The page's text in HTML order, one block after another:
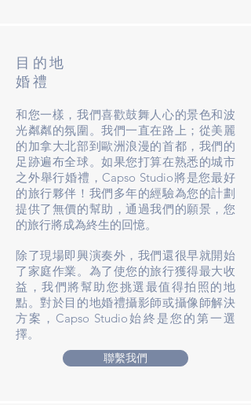
目的地
婚禮
和您一樣，我們喜歡鼓舞人心的景色和波
光粼粼的氛圍。我們一直在路上；從美麗
的加拿大北部到歐洲浪漫的首都，我們的
足跡遍布全球。如果您打算在熟悉的城市
之外舉行婚禮，Capso Studio將是您最好
的旅行夥伴！我們多年的經驗為您的計劃
提供了無價的幫助，通過我們的願景，您
的旅行將成為終生的回憶。
除了現場即興演奏外，我們還很早就開始
了家庭作業。為了使您的旅行獲得最大收
益，我們將幫助您挑選最值得拍照的地
點。對於目的地婚禮攝影師或攝像師解決
方案，Capso Studio始終是您的第一選
擇。
聯繫我們